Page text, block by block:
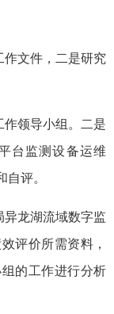
作文件，二是研究
作领导小组。二是
台监测设备运维
自评。
异龙湖流域数字监
评价所需资料，
的工作进行分析